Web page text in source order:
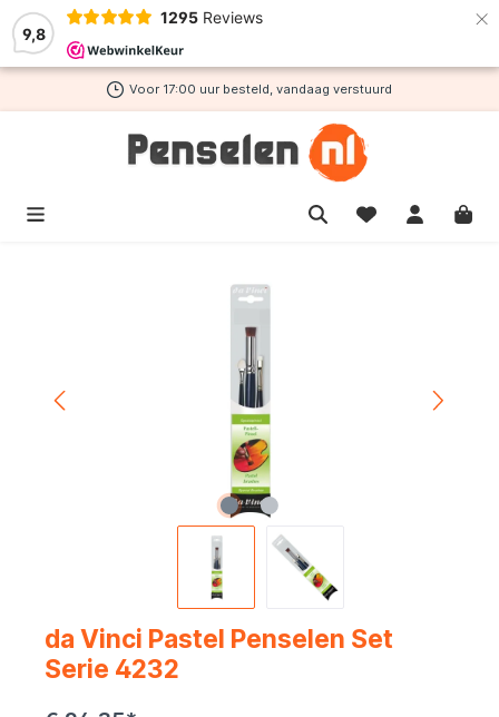
9,8
1295 Reviews ×
hoofdinhoud
Voor 17:00 uur besteld, vandaag verstuurd
da Vinci Pastel Penselen Set
Serie 4232